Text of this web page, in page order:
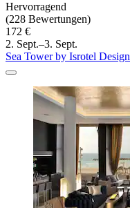
Hervorragend
(228 Bewertungen)
172 €
2. Sept.–3. Sept.
Sea Tower by Isrotel Design